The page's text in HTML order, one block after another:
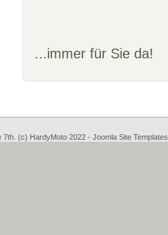
...immer für Sie da!
7th. (c) HardyMoto 2022 - Joomla Site Templates